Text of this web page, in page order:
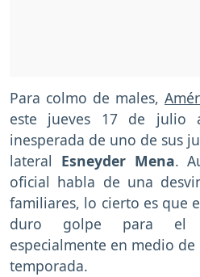
Para colmo de males,
este jueves 17 de julio
inesperada de uno de sus
lateral Esneyder Mena.
oficial habla de una
familiares, lo cierto es que
duro golpe para el
especialmente en medio
temporada.